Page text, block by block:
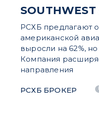
РСХБ предлагают
американской
выросли на 62%,
Компания
направления
РСХБ БРОКЕР